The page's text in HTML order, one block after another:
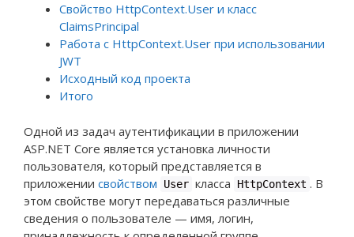
Свойство HttpContext.User и класс
ClaimsPrincipal
Работа с HttpContext.User при использовании
JWT
Исходный код проекта
Итого
Одной из задач аутентификации в приложении
ASP.NET Core является установка личности
пользователя, который представляется в
приложении свойством User класса HttpContext . В
этом свойстве могут передаваться различные
сведения о пользователе — имя, логин,